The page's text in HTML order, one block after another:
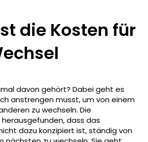
die Kosten für
davon gehört? Dabei geht es
anstrengen musst, um von einem
zu wechseln. Die
dass das
dazu konzipiert ist, ständig von